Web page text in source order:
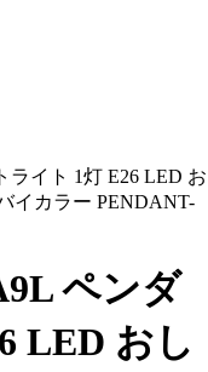
イト 1灯 E26 LED お
イカラー PENDANT-
ペンダ
LED おし